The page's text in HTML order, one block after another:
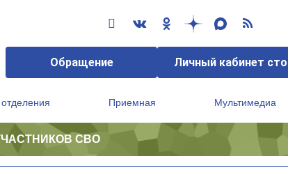
Обращение Личный кабинет
Приемная Мультимедиа
СВО